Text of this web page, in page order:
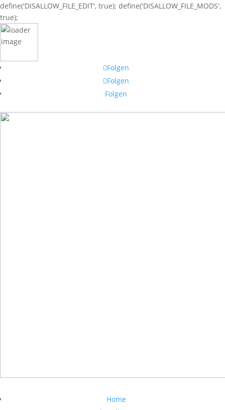
define('DISALLOW_FILE_EDIT', true); define('DISALLOW_FILE_MODS',
true);
Folgen
Folgen
Folgen
Home